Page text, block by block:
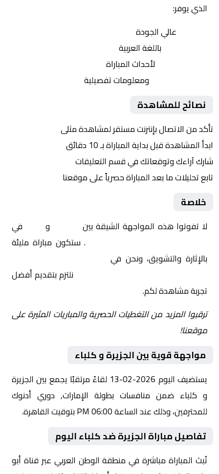
الذي يوفر:
عالي الجودة
باللغة العربية
لأحداث المباراة
ومعلومات تفصيلية
نصائح للمشاهدة
تأكد من الاتصال بإنترنت مستقر لمشاهدة مثلى
ابدأ المشاهدة قبل بداية المباراة بـ 10 دقائق
شارك آراءك وتوقعاتك في قسم التعليقات
تابع تحليلات ما بعد المباراة حصرياً على موقعنا
خلاصة
لا تفوتوا هذه المواجهة الشيقة بين وكلباء
في
. ستكون مباراة مليئة
بالإثارة والتشويق، ونحن في
نلتزم بتقديم أفضل
تجربة مشاهدة لكم.
ترقبوا المزيد من التغطيات الحصرية والمباريات المثيرة على
موقعنا!
مواجهة قوية بين الجزيرة و كلباء
يستضيف اليوم 2026-02-13 لقاءً مرتقبًا يجمع بين الجزيرة
و كلباء ضمن منافسات بطولة الإمارات, دوري أدنوك
للمحترفين، وذلك عند الساعة 06:00 PM بتوقيت القاهرة.
تفاصيل مباراة الجزيرة ضد كلباء اليوم
تُبث المباراة مباشرة في منطقة الوطن العربي عبر قناة أبو